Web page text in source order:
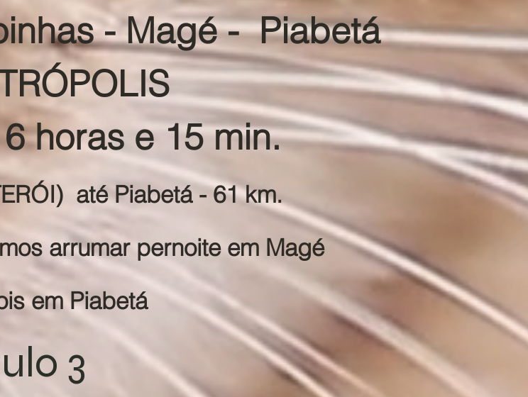
- Magé - Piabetá
horas e 15 min.
até Piabetá - 61 km.
arrumar pernoite em Magé
em Piabetá
3